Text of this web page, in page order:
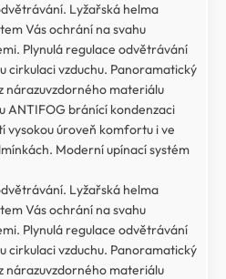
Lyžařská helma
Vás ochrání na svahu
Plynulá regulace odvětrávání
cirkulaci vzduchu. Panoramatický
nárazuvzdorného materiálu
ANTIFOG bránící kondenzaci
vysokou úroveň komfortu i ve
Moderní upínací systém
Lyžařská helma
Vás ochrání na svahu
Plynulá regulace odvětrávání
cirkulaci vzduchu. Panoramatický
nárazuvzdorného materiálu